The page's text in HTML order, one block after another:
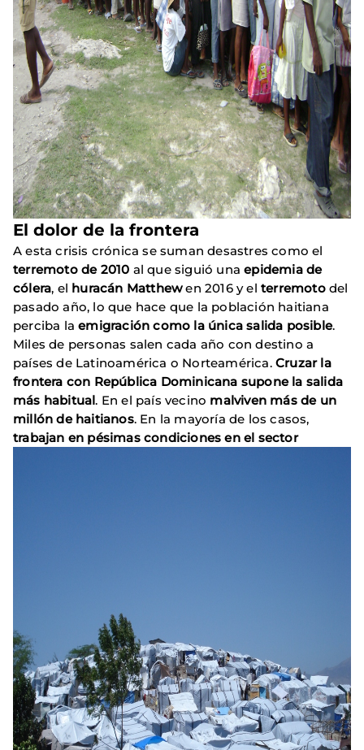
El dolor de la frontera
A esta crisis crónica se suman desastres como el
terremoto de 2010 al que siguió unaepidemia de
cólera, el huracán Matthewen 2016 y elterremotodel
pasado año, lo que hace que la población haitiana
perciba laemigración como la única salida posible.
Miles de personas salen cada año con destino a
países de Latinoamérica o Norteamérica.Cruzar la
frontera con República Dominicana supone la salida
más habitual. En el país vecino malviven más de un
millón de haitianos. En la mayoría de los casos,
trabajan en pésimas condiciones en el sector